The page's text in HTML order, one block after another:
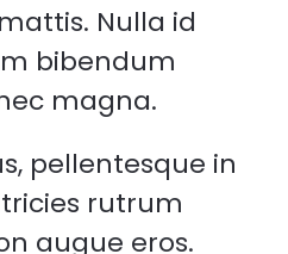
Nulla id
bibendum
magna.
pellentesque in
rutrum
augue eros.